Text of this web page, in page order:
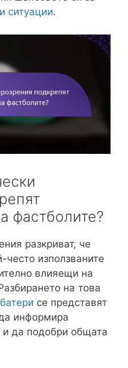
ситуации.
фастболите?
разкриват, че
често използваните
влияещи на
на това
се представят
информира
и да подобри общата